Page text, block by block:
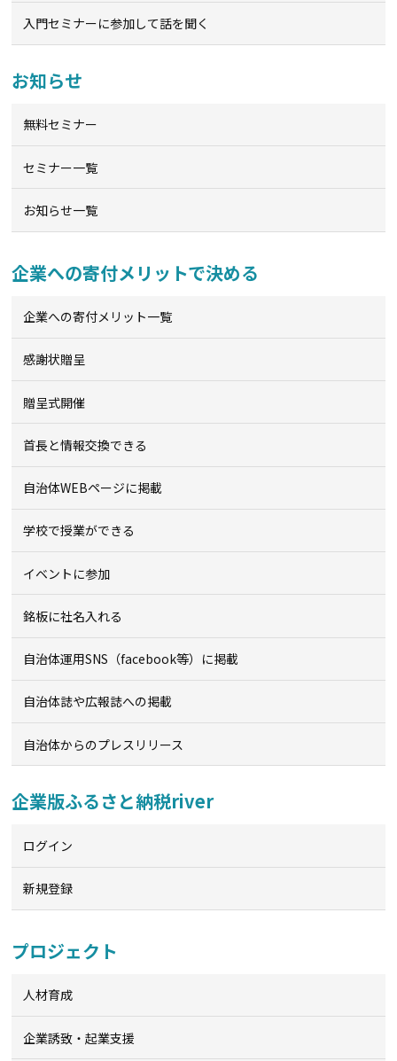
入門セミナーに参加して話を聞く
お知らせ
無料セミナー
セミナー一覧
お知らせ一覧
企業への寄付メリットで決める
企業への寄付メリット一覧
感謝状贈呈
贈呈式開催
首長と情報交換できる
自治体WEBページに掲載
学校で授業ができる
イベントに参加
銘板に社名入れる
自治体運用SNS（facebook等）に掲載
自治体誌や広報誌への掲載
自治体からのプレスリリース
企業版ふるさと納税river
ログイン
新規登録
プロジェクト
人材育成
企業誘致・起業支援